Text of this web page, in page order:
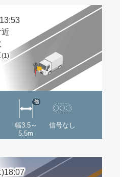
(1)
幅3.5～
5.5m
他
信号なし